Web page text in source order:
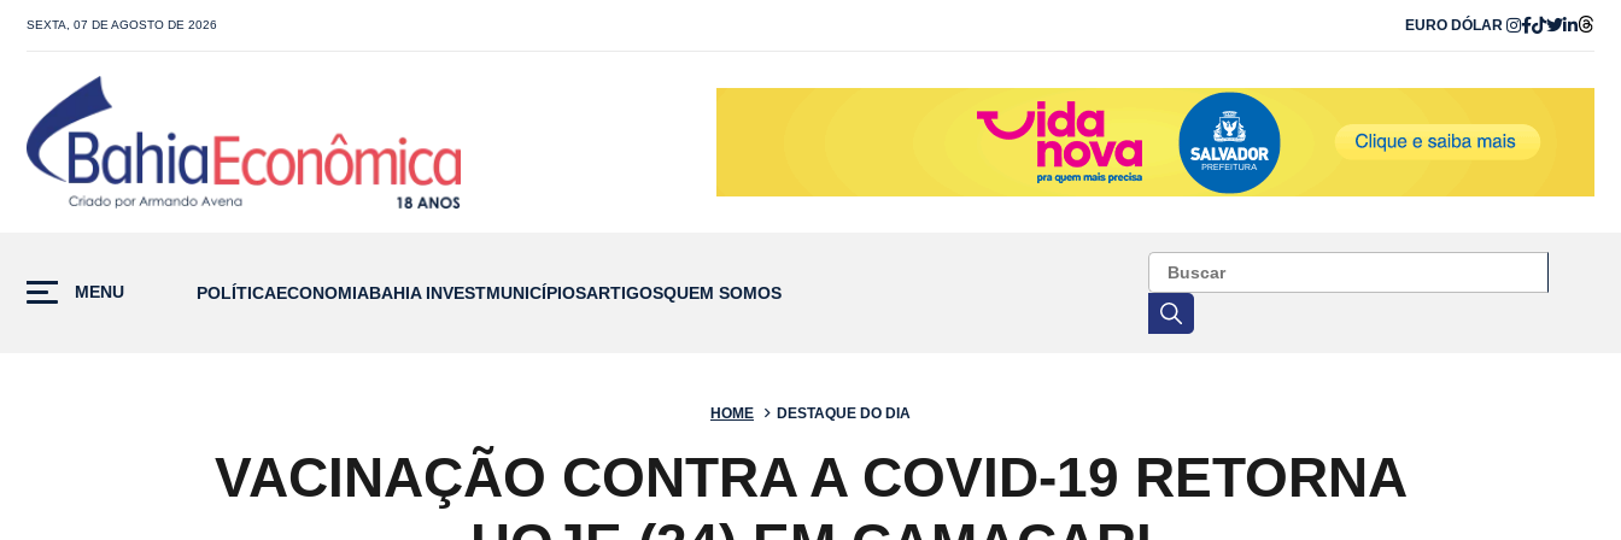
SEXTA, 07 DE AGOSTO DE 2026 EURO DÓLAR
MENU POLÍTICAECONOMIABAHIA INVESTMUNICÍPIOSARTIGOSQUEM SOMOS
HOME DESTAQUE DO DIA
VACINAÇÃO CONTRA A COVID-19 RETORNA